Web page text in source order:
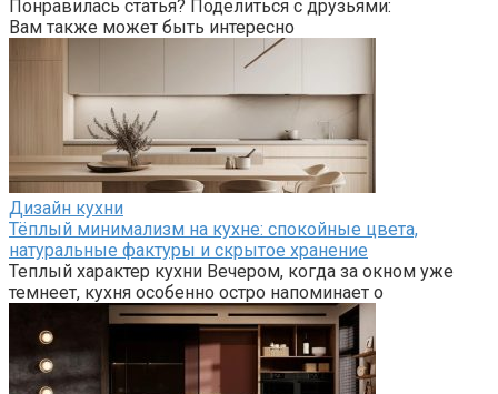
Понравилась статья? Поделиться с друзьями:
Вам также может быть интересно
Дизайн кухни
Тёплый минимализм на кухне: спокойные цвета,
натуральные фактуры и скрытое хранение
Теплый характер кухни Вечером, когда за окном уже
темнеет, кухня особенно остро напоминает о